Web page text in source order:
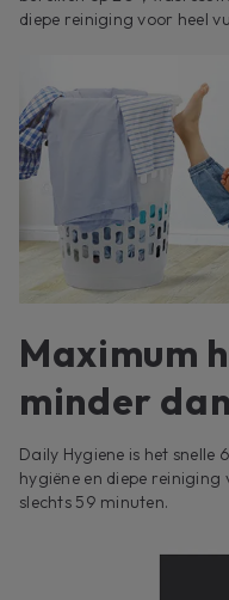
diepe reiniging voor heel
Maximum
minder
Daily Hygiene is het
hygiëne en diepe
slechts 59 minuten.